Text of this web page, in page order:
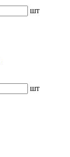
шт
шт